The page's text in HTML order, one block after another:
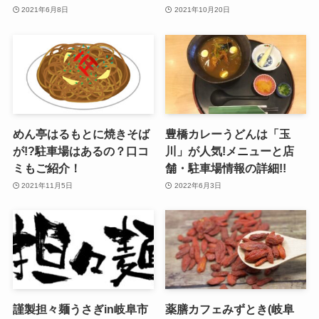
2021年6月8日 2021年10月20日
めん亭はるもとに焼きそば
が!?駐車場はあるの？口コ
ミもご紹介！
2021年11月5日
豊橋カレーうどんは「玉
川」が人気!メニューと店
舗・駐車場情報の詳細!!
2022年6月3日
謹製担々麺うさぎin岐阜市
薬膳カフェみずとき(岐阜